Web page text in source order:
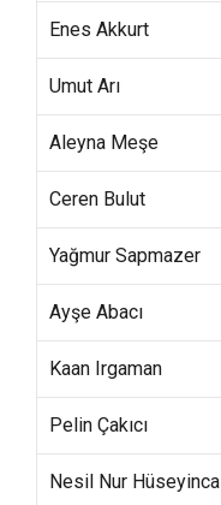
Enes Akkurt
Umut Arı
Aleyna Meşe
Ceren Bulut
Yağmur Sapmazer
Ayşe Abacı
Kaan Irgaman
Pelin Çakıcı
Nesil Nur Hüseyinca